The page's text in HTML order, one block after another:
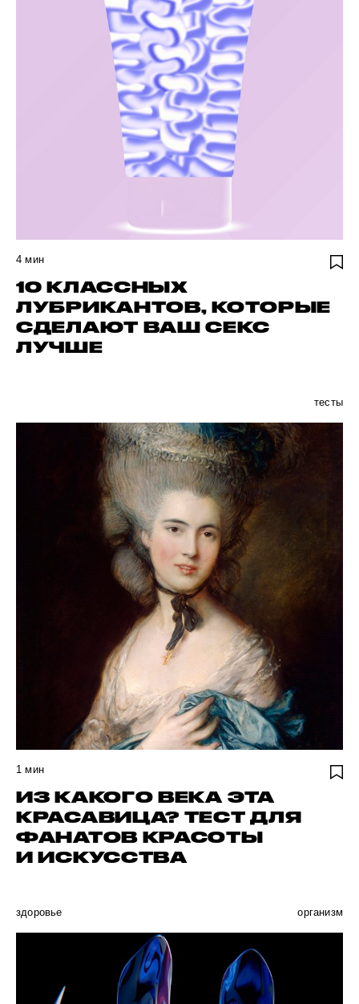
4 мин
10 КЛАССНЫХ
ЛУБРИКАНТОВ, КОТОРЫЕ
СДЕЛАЮТ ВАШ СЕКС
ЛУЧШЕ
тесты
1 мин
ИЗ КАКОГО ВЕКА ЭТА
КРАСАВИЦА? ТЕСТ ДЛЯ
ФАНАТОВ КРАСОТЫ
И ИСКУССТВА
здоровье организм